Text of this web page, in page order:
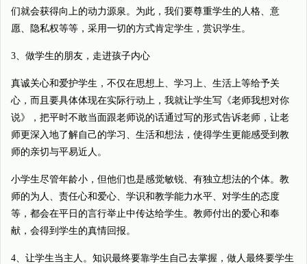
们就会获得向上的动力源泉。为此，我们要尊重学生的人格、意
愿、隐私权等等，采用一切的方式肯定学生，赏识学生。
3、做学生的朋友，走进孩子内心
真诚关心和爱护学生，不仅在思想上、学习上、生活上等给予关
心，而且要具体体现在实际行动上，我就让学生写《老师我想对你
说》，把平时不敢当面跟老师说的话通过写的形式告诉老师，让老
师更深入地了解自己的学习、生活和想法，使得学生更能感受到教
师的亲切与平易近人。
小学生尽管年龄小，但他们也是感觉敏锐、有独立想法的个体。教
师的为人、责任心和爱心、学识和教学能力水平、对学生的态度
等，都会在平日的言行举止中传达给学生。教师付出的爱心和奉
献，会得到学生的真情回报。
4、让学生当主人。知识最终要靠学生自己去掌握，做人最终要学生